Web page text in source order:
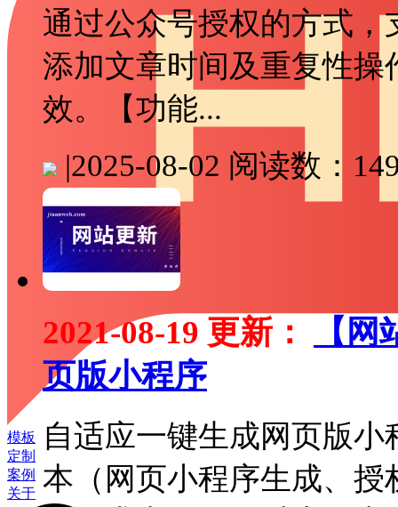
模板
定制
案例
关于
通过公众号授权的方式
添加文章时间及重复性
效。【功能...
|2025-08-02 阅读数：
2021-08-19 更新：
【
页版小程序
自适应一键生成网页版
本（网页小程序生成、